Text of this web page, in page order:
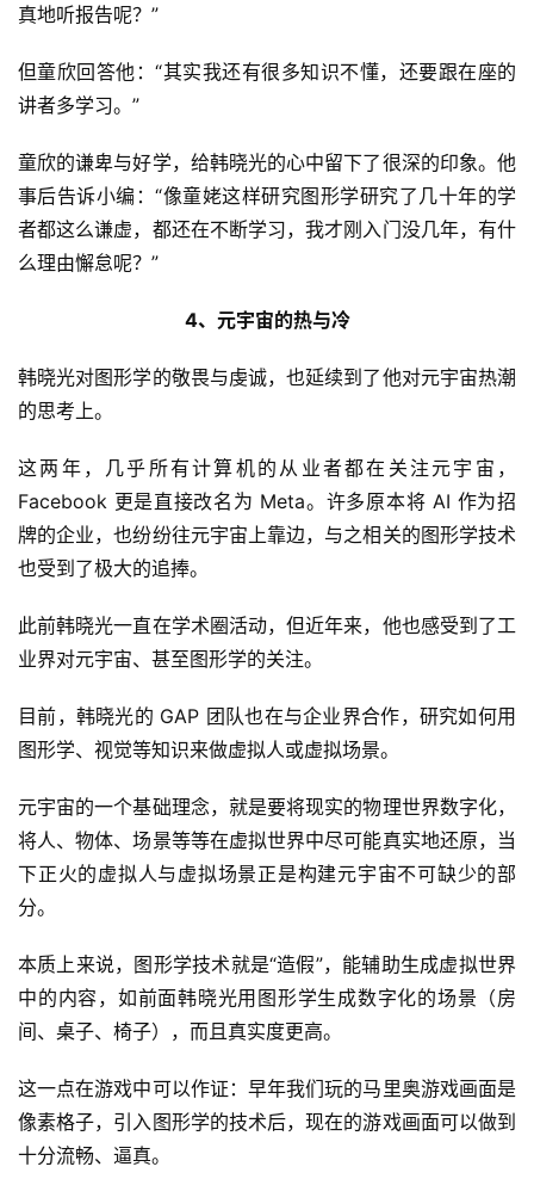
真地听报告呢？”
但童欣回答他：“其实我还有很多知识不懂，还要跟在座的
讲者多学习。”
童欣的谦卑与好学，给韩晓光的心中留下了很深的印象。他
事后告诉小编：“像童姥这样研究图形学研究了几十年的学
者都这么谦虚，都还在不断学习，我才刚入门没几年，有什
么理由懈怠呢？”
4、元宇宙的热与冷
韩晓光对图形学的敬畏与虔诚，也延续到了他对元宇宙热潮
的思考上。
这两年，几乎所有计算机的从业者都在关注元宇宙，
Facebook 更是直接改名为 Meta。许多原本将 AI 作为招
牌的企业，也纷纷往元宇宙上靠边，与之相关的图形学技术
也受到了极大的追捧。
此前韩晓光一直在学术圈活动，但近年来，他也感受到了工
业界对元宇宙、甚至图形学的关注。
目前，韩晓光的 GAP 团队也在与企业界合作，研究如何用
图形学、视觉等知识来做虚拟人或虚拟场景。
元宇宙的一个基础理念，就是要将现实的物理世界数字化，
将人、物体、场景等等在虚拟世界中尽可能真实地还原，当
下正火的虚拟人与虚拟场景正是构建元宇宙不可缺少的部
分。
本质上来说，图形学技术就是“造假”，能辅助生成虚拟世界
中的内容，如前面韩晓光用图形学生成数字化的场景（房
间、桌子、椅子），而且真实度更高。
这一点在游戏中可以作证：早年我们玩的马里奥游戏画面是
像素格子，引入图形学的技术后，现在的游戏画面可以做到
十分流畅、逼真。